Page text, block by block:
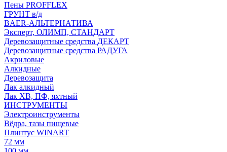
Пены PROFFLEX
ГРУНТ в/д
BAER-АЛЬТЕРНАТИВА
Эксперт, ОЛИМП, СТАНДАРТ
Деревозащитные средства ДЕКАРТ
Деревозащитные средства РАДУГА
Акриловые
Алкидные
Деревозащита
Лак алкидный
Лак ХВ, ПФ, яхтный
ИНСТРУМЕНТЫ
Электроинструменты
Вёдра, тазы пищевые
Плинтус WINART
72 мм